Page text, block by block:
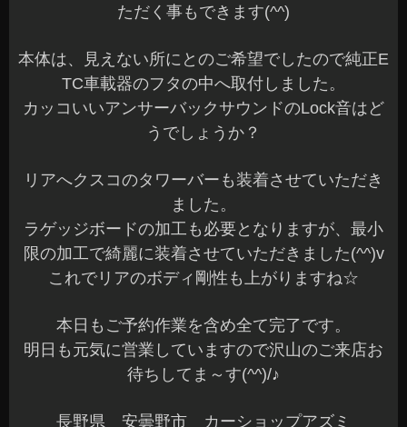
ただく事もできます(^^)
本体は、見えない所にとのご希望でしたので純正E
TC車載器のフタの中へ取付しました。
カッコいいアンサーバックサウンドのLock音はど
うでしょうか？
リアへクスコのタワーバーも装着させていただき
ました。
ラゲッジボードの加工も必要となりますが、最小
限の加工で綺麗に装着させていただきました(^^)v
これでリアのボディ剛性も上がりますね☆
本日もご予約作業を含め全て完了です。
明日も元気に営業していますので沢山のご来店お
待ちしてま～す(^^)/♪
長野県 安曇野市 カーショップアズミ